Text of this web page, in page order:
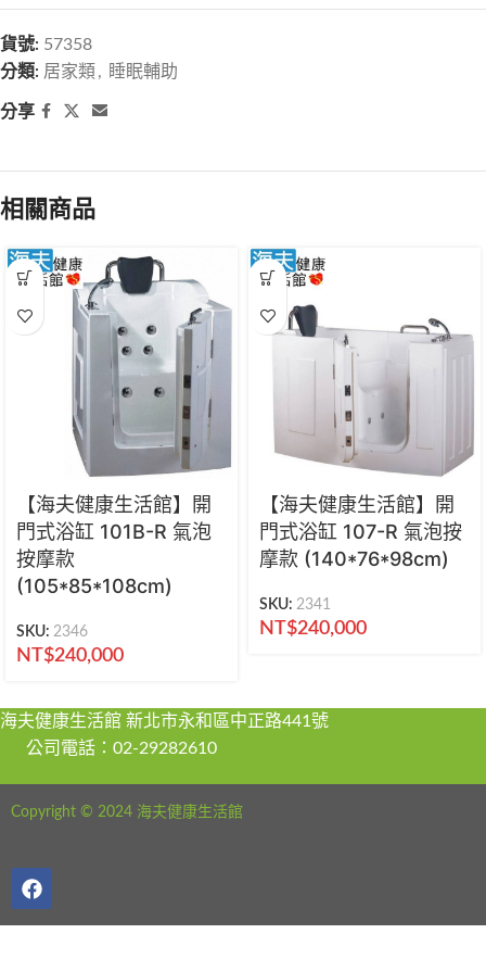
貨號: 57358
分類: 居家類 , 睡眠輔助
分享
相關商品
【海夫健康生活館】開
門式浴缸 101B-R 氣泡
按摩款
(105*85*108cm)
SKU: 2346
NT$240,000
【海夫健康生活館】開
門式浴缸 107-R 氣泡按
摩款 (140*76*98cm)
SKU: 2341
NT$240,000
海夫健康生活館 新北市永和區中正路441號
公司電話：02-29282610
Copyright © 2024 海夫健康生活館